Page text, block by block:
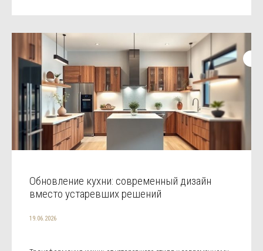
Обновление кухни: современный дизайн
вместо устаревших решений
19.06.2026